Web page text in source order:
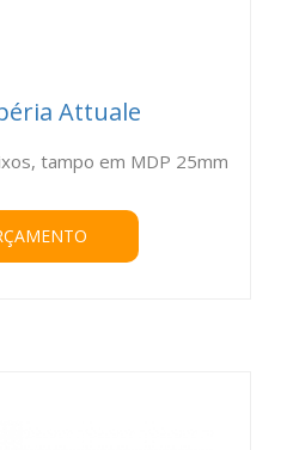
Attuale
tampo em MDP 25mm